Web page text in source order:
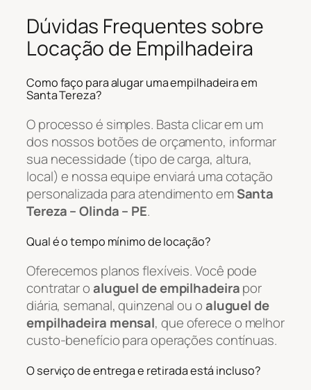
Dúvidas Frequentes sobre
Locação de Empilhadeira
Como faço para alugar uma empilhadeira em
Santa Tereza?
O processo é simples. Basta clicar em um
dos nossos botões de orçamento, informar
sua necessidade (tipo de carga, altura,
local) e nossa equipe enviará uma cotação
personalizada para atendimento emSanta
Tereza – Olinda – PE.
Qual é o tempo mínimo de locação?
Oferecemos planos flexíveis. Você pode
contratar oaluguel de empilhadeirapor
diária, semanal, quinzenal ou oaluguel de
empilhadeira mensal, que oferece o melhor
custo-benefício para operações contínuas.
O serviço de entrega e retirada está incluso?